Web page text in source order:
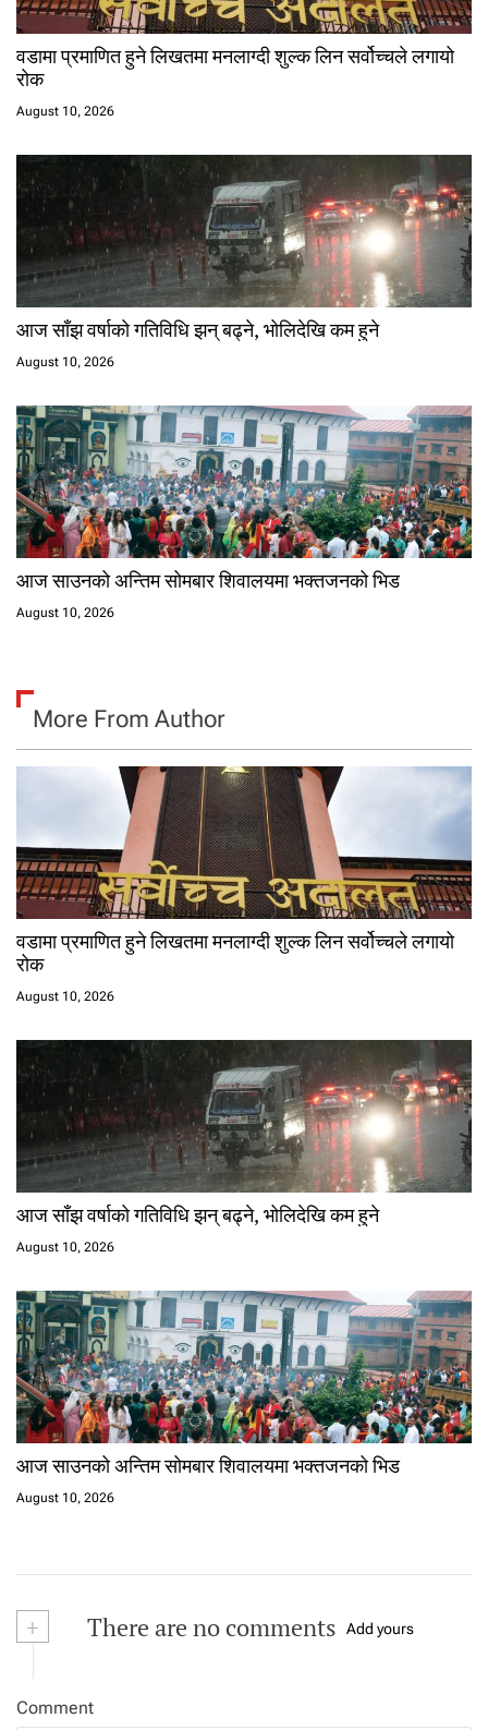
वडामा प्रमाणित हुने लिखतमा मनलाग्दी शुल्क लिन सर्वोच्चले लगायो
रोक
August 10, 2026
आज साँझ वर्षाको गतिविधि झन् बढ्ने, भोलिदेखि कम हुने
August 10, 2026
आज साउनको अन्तिम सोमबार शिवालयमा भक्तजनको भिड
August 10, 2026
More From Author
वडामा प्रमाणित हुने लिखतमा मनलाग्दी शुल्क लिन सर्वोच्चले लगायो
रोक
August 10, 2026
आज साँझ वर्षाको गतिविधि झन् बढ्ने, भोलिदेखि कम हुने
August 10, 2026
आज साउनको अन्तिम सोमबार शिवालयमा भक्तजनको भिड
August 10, 2026
+ There are no comments Add yours
Comment